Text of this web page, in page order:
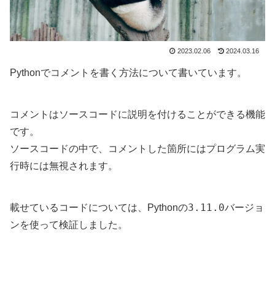
2023.02.06 2024.03.16
Pythonでコメントを書く方法について書いています。
コメントはソースコードに説明を付けることができる機能
です。
ソースコードの中で、コメントした箇所にはプログラム実
行時には無視されます。
載せているコードについては、Pythonの3.11.0バージョ
ンを使って検証しました。